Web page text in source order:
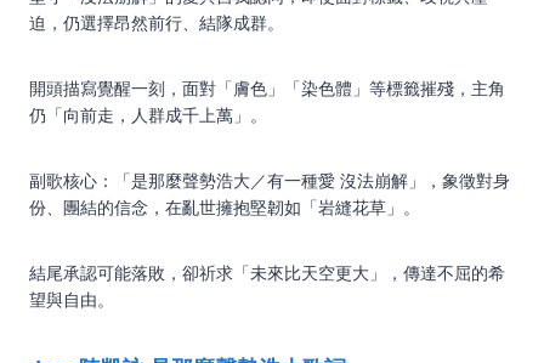
迫，仍選擇昂然前行、結隊成群。
開頭描寫覺醒一刻，面對「膚色」「染色體」等標籤摧殘，主角
仍「向前走，人群成千上萬」。
副歌核心：「是那麼聲勢浩大／有一種愛 沒法崩解」，象徵對身
份、團結的信念，在亂世擁抱堅韌如「岩縫花草」。
結尾承認可能落敗，卻祈求「未來比天空更大」，傳達不屈的希
望與自由。